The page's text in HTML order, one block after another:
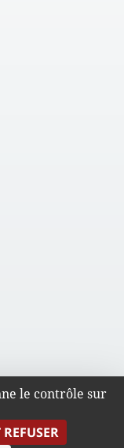
le contrôle sur